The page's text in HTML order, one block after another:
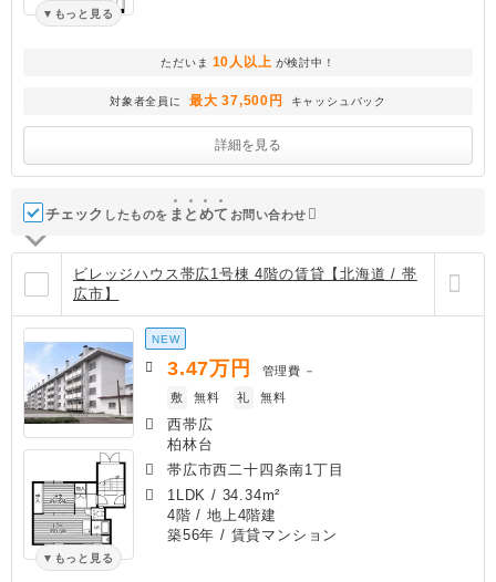
もっと見る
ただいま 10人以上 が検討中！
対象者全員に 最大 37,500円 キャッシュバック
詳細を見る
チェック したものを ま と めて お問い合わせ
ビレッジハウス帯広1号棟 4階の賃貸【北海道 / 帯
広市】
もっと見る
NEW
3.47万円 管理費 －
敷
無料 礼 無料
西帯広
柏林台
帯広市西二十四条南1丁目
1LDK / 34.34m²
4階 / 地上4階建
築56年 / 賃貸マンション